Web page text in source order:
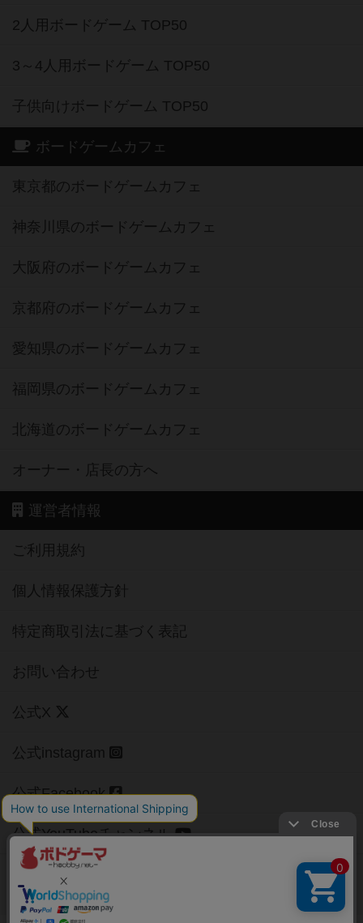
2人用ボードゲーム TOP50
3～4人用ボードゲーム TOP50
子供向けボードゲーム TOP50
ボードゲームカフェ
東京都のボードゲームカフェ
神奈川県のボードゲームカフェ
大阪府のボードゲームカフェ
京都府のボードゲームカフェ
愛知県のボードゲームカフェ
福岡県のボードゲームカフェ
北海道のボードゲームカフェ
オーナー・店長の方へ
運営者情報
ご利用規約
個人情報保護方針
特定商取引法に基づく表記
お問い合わせ
公式X
公式instagram
公式Facebook
公式YouTubeチャンネル